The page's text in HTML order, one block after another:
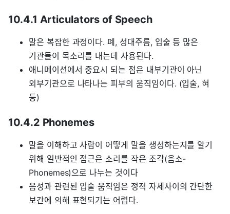
10.4.1 Articulators of Speech
말은 복잡한 과정이다. 폐, 성대주름, 입술 등 많은
기관들이 목소리를 내는데 사용된다.
애니메이션에서 중요시 되는 점은 내부기관이 아닌
외부기관으로 나타나는 피부의 움직임이다. (입술, 혀
등)
10.4.2 Phonemes
말을 이해하고 사람이 어떻게 말을 생성하는지를 알기
위해 일반적인 접근은 소리를 작은 조각(음소-
Phonemes)으로 나누는 것이다
음성과 관련된 입술 움직임은 정적 자세사이의 간단한
보간에 의해 표현되기는 어렵다.